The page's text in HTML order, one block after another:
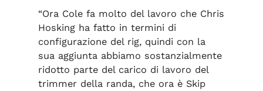
“Ora Cole fa molto del lavoro che Chris
Hosking ha fatto in termini di
configurazione del rig, quindi con la
sua aggiunta abbiamo sostanzialmente
ridotto parte del carico di lavoro del
trimmer della randa, che ora è Skip